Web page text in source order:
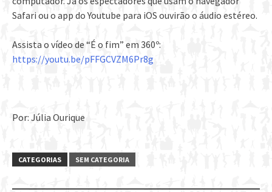
Safari ou o app do Youtube para iOS ouvirão o áudio estéreo.
Assista o vídeo de “É o fim” em 360º:
https://youtu.be/pFFGCVZM6Pr8g
Por: Júlia Ourique
CATEGORIAS SEM CATEGORIA